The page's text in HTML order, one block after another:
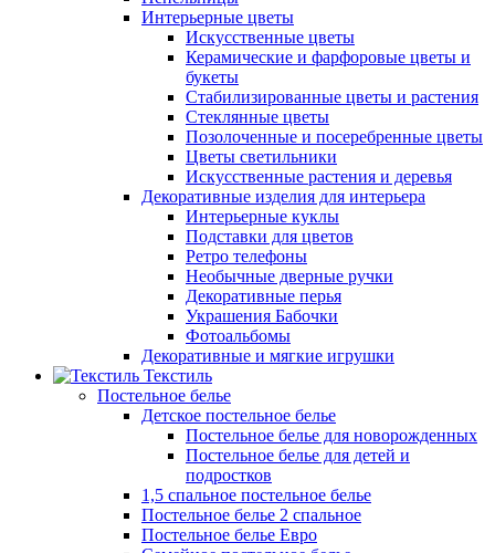
Интерьерные цветы
Искусственные цветы
Керамические и фарфоровые цветы и
букеты
Стабилизированные цветы и растения
Стеклянные цветы
Позолоченные и посеребренные цветы
Цветы светильники
Искусственные растения и деревья
Декоративные изделия для интерьера
Интерьерные куклы
Подставки для цветов
Ретро телефоны
Необычные дверные ручки
Декоративные перья
Украшения Бабочки
Фотоальбомы
Декоративные и мягкие игрушки
Текстиль
Постельное белье
Детское постельное белье
Постельное белье для новорожденных
Постельное белье для детей и
подростков
1,5 спальное постельное белье
Постельное белье 2 спальное
Постельное белье Евро